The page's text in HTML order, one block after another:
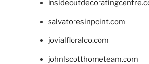
salvatoresinpoint.com
jovialfloralco.com
johnlscotthometeam.com